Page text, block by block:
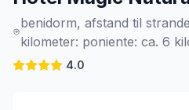
benidorm, afstand til
kilometer: poniente: ca. 6
4.0